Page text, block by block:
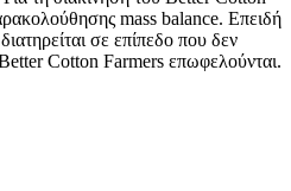
mass balance. Επειδή
σε επίπεδο που δεν
Cotton Farmers επωφελούνται.